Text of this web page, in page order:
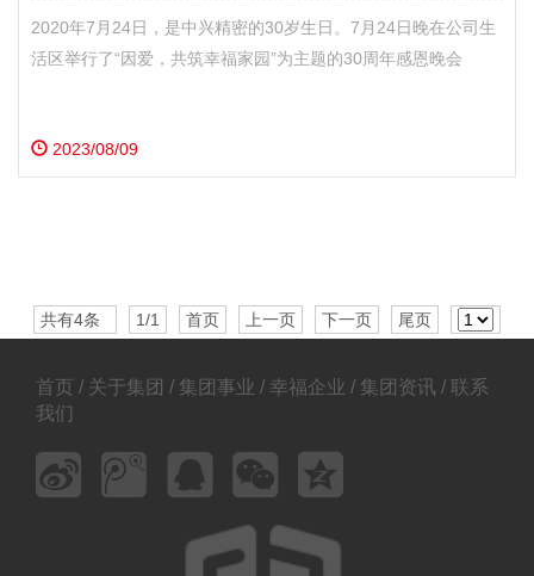
2020年7月24日，是中兴精密的30岁生日。7月24日晚在公司生
活区举行了“因爱，共筑幸福家园”为主题的30周年感恩晚会
2023/08/09
共有4条 1/1 首页 上一页 下一页 尾页
首页 / 关于集团 / 集团事业 / 幸福企业 / 集团资讯 / 联系
我们